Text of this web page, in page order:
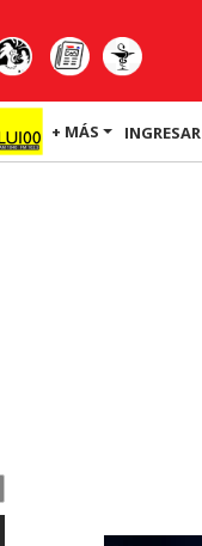
+ MÁS INGRESAR